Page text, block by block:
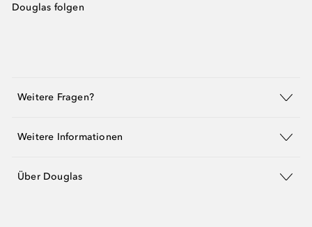
Douglas folgen
Weitere Fragen?
Weitere Informationen
Über Douglas